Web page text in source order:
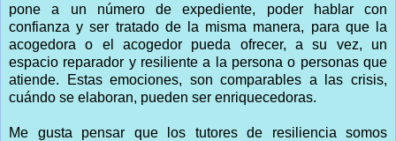
pone a un número de expediente, poder hablar con
confianza y ser tratado de la misma manera, para que la
acogedora o el acogedor pueda ofrecer, a su vez, un
espacio reparador y resiliente a la persona o personas que
atiende. Estas emociones, son comparables a las crisis,
cuándo se elaboran, pueden ser enriquecedoras.
Me gusta pensar que los tutores de resiliencia somos